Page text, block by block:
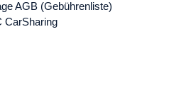
AGB (Gebührenliste)
CarSharing